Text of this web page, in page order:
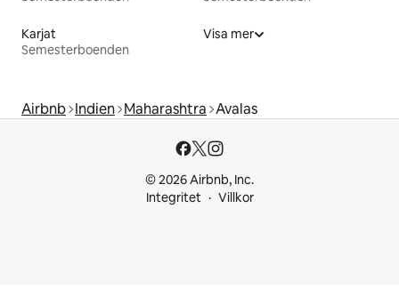
Karjat
Semesterboenden
Visa mer
Airbnb Indien Maharashtra Avalas
© 2026 Airbnb, Inc.
Integritet
Villkor